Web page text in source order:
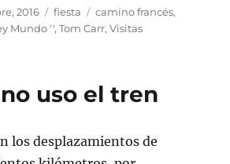
2016 Categorías
fiesta Etiquetas
camino francés,
Mundo '',Tom Carr,Visitas
uso el tren
los desplazamientos de